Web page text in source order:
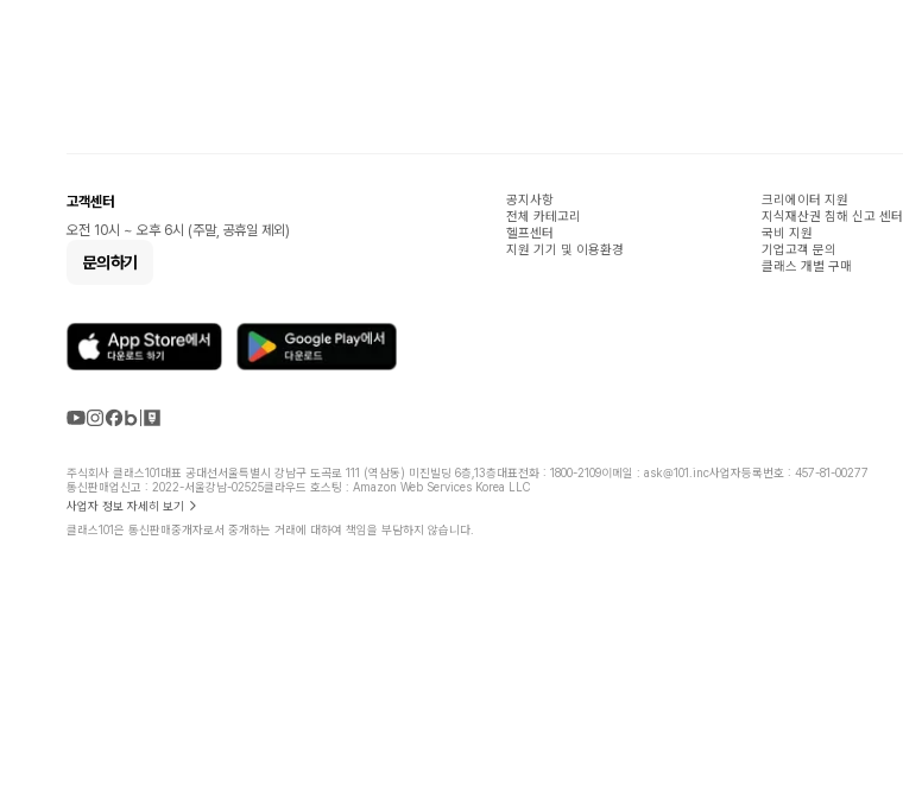
고객센터
오전 10시 ~ 오후 6시 (주말, 공휴일 제외)
문의하기
공지사항
전체 카테고리
헬프센터
지원 기기 및 이용환경
크리에이터 지원
지식재산권 침해 신고 센터
국비 지원
기업고객 문의
클래스 개별 구매
주식회사 클래스101대표 공대선서울특별시 강남구 도곡로 111 (역삼동) 미진빌딩 6층,13층대표전화 : 1800-2109이메일 : ask@101.inc사업자등록번호 : 457-81-00277
통신판매업신고 : 2022-서울강남-02525클라우드 호스팅 : Amazon Web Services Korea LLC
사업자 정보 자세히 보기
클래스101은 통신판매중개자로서 중개하는 거래에 대하여 책임을 부담하지 않습니다.